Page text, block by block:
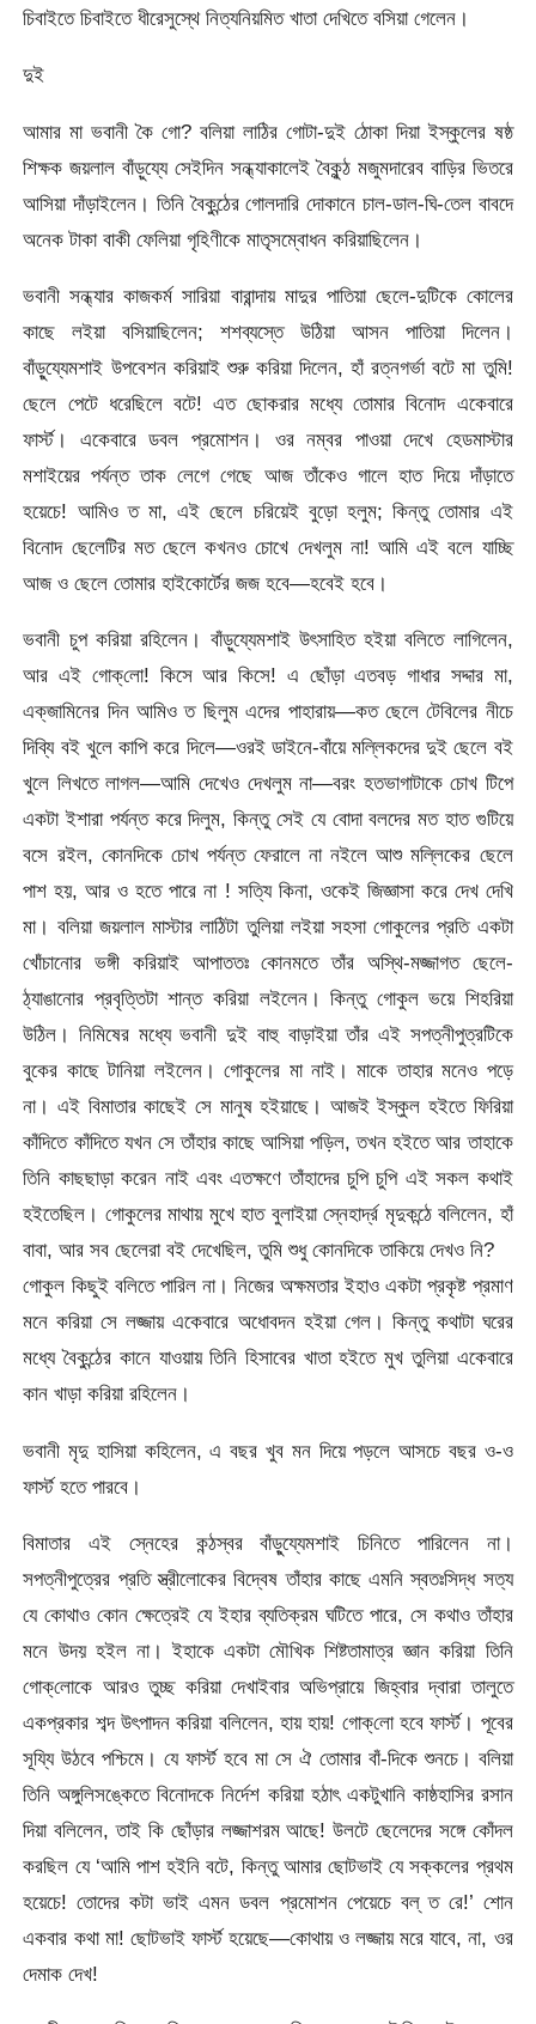
চিবাইতে চিবাইতে ধীরেসুস্থে নিত্যনিয়মিত খাতা দেখিতে বসিয়া গেলেন।
দুই
আমার মা ভবানী কৈ গো? বলিয়া লাঠির গোটা-দুই ঠোকা দিয়া ইস্কুলের ষষ্ঠ
শিক্ষক জয়লাল বাঁড়ুয্যে সেইদিন সন্ধ্যাকালেই বৈকুন্ঠ মজুমদারেব বাড়ির ভিতরে
আসিয়া দাঁড়াইলেন। তিনি বৈকুন্ঠের গোলদারি দোকানে চাল-ডাল-ঘি-তেল বাবদে
অনেক টাকা বাকী ফেলিয়া গৃহিণীকে মাতৃসম্বোধন করিয়াছিলেন।
ভবানী সন্ধ্যার কাজকর্ম সারিয়া বারান্দায় মাদুর পাতিয়া ছেলে-দুটিকে কোলের
কাছে লইয়া বসিয়াছিলেন; শশব্যস্তে উঠিয়া আসন পাতিয়া দিলেন।
বাঁড়ু্য্যেমশাই উপবেশন করিয়াই শুরু করিয়া দিলেন, হাঁ রত্নগর্ভা বটে মা তুমি!
ছেলে পেটে ধরেছিলে বটে! এত ছোকরার মধ্যে তোমার বিনোদ একেবারে
ফার্স্ট। একেবারে ডবল প্রমোশন। ওর নম্বর পাওয়া দেখে হেডমাস্টার
মশাইয়ের পর্যন্ত তাক লেগে গেছে আজ তাঁকেও গালে হাত দিয়ে দাঁড়াতে
হয়েচে! আমিও ত মা, এই ছেলে চরিয়েই বুড়ো হলুম; কিন্তু তোমার এই
বিনোদ ছেলেটির মত ছেলে কখনও চোখে দেখলুম না! আমি এই বলে যাচ্ছি
আজ ও ছেলে তোমার হাইকোর্টের জজ হবে—হবেই হবে।
ভবানী চুপ করিয়া রহিলেন। বাঁড়ুয্যেমশাই উৎসাহিত হইয়া বলিতে লাগিলেন,
আর এই গোক্‌লো! কিসে আর কিসে! এ ছোঁড়া এতবড় গাধার সদ্দার মা,
এক্‌জামিনের দিন আমিও ত ছিলুম এদের পাহারায়—কত ছেলে টেবিলের নীচে
দিব্যি বই খুলে কাপি করে দিলে—ওরই ডাইনে-বাঁয়ে মল্লিকদের দুই ছেলে বই
খুলে লিখতে লাগল—আমি দেখেও দেখলুম না—বরং হতভাগাটাকে চোখ টিপে
একটা ইশারা পর্যন্ত করে দিলুম, কিন্তু সেই যে বোদা বলদের মত হাত গুটিয়ে
বসে রইল, কোনদিকে চোখ পর্যন্ত ফেরালে না নইলে আশু মল্লিকের ছেলে
পাশ হয়, আর ও হতে পারে না ! সত্যি কিনা, ওকেই জিজ্ঞাসা করে দেখ দেখি
মা। বলিয়া জয়লাল মাস্টার লাঠিটা তুলিয়া লইয়া সহসা গোকুলের প্রতি একটা
খোঁচানোর ভঙ্গী করিয়াই আপাততঃ কোনমতে তাঁর অস্থি-মজ্জাগত ছেলে-
ঠ্যাঙানোর প্রবৃত্তিটা শান্ত করিয়া লইলেন। কিন্তু গোকুল ভয়ে শিহরিয়া
উঠিল। নিমিষের মধ্যে ভবানী দুই বাহু বাড়াইয়া তাঁর এই সপত্নীপুত্রটিকে
বুকের কাছে টানিয়া লইলেন। গোকুলের মা নাই। মাকে তাহার মনেও পড়ে
না। এই বিমাতার কাছেই সে মানুষ হইয়াছে। আজই ইস্কুল হইতে ফিরিয়া
কাঁদিতে কাঁদিতে যখন সে তাঁহার কাছে আসিয়া পড়িল, তখন হইতে আর তাহাকে
তিনি কাছছাড়া করেন নাই এবং এতক্ষণে তাঁহাদের চুপি চুপি এই সকল কথাই
হইতেছিল। গোকুলের মাথায় মুখে হাত বুলাইয়া স্নেহার্দ্র মৃদুকন্ঠে বলিলেন, হাঁ
বাবা, আর সব ছেলেরা বই দেখেছিল, তুমি শুধু কোনদিকে তাকিয়ে দেখও নি?
গোকুল কিছুই বলিতে পারিল না। নিজের অক্ষমতার ইহাও একটা প্রকৃষ্ট প্রমাণ
মনে করিয়া সে লজ্জায় একেবারে অধোবদন হইয়া গেল। কিন্তু কথাটা ঘরের
মধ্যে বৈকুন্ঠের কানে যাওয়ায় তিনি হিসাবের খাতা হইতে মুখ তুলিয়া একেবারে
কান খাড়া করিয়া রহিলেন।
ভবানী মৃদু হাসিয়া কহিলেন, এ বছর খুব মন দিয়ে পড়লে আসচে বছর ও-ও
ফার্স্ট হতে পারবে।
বিমাতার এই স্নেহের কন্ঠস্বর বাঁড়ু্য্যেমশাই চিনিতে পারিলেন না।
সপত্নীপুত্রের প্রতি স্ত্রীলোকের বিদ্বেষ তাঁহার কাছে এমনি স্বতঃসিদ্ধ সত্য
যে কোথাও কোন ক্ষেত্রেই যে ইহার ব্যতিক্রম ঘটিতে পারে, সে কথাও তাঁহার
মনে উদয় হইল না। ইহাকে একটা মৌখিক শিষ্টতামাত্র জ্ঞান করিয়া তিনি
গোক্‌লোকে আরও তুচ্ছ করিয়া দেখাইবার অভিপ্রায়ে জিহ্বার দ্বারা তালুতে
একপ্রকার শব্দ উৎপাদন করিয়া বলিলেন, হায় হায়! গোক্‌লো হবে ফার্স্ট। পূবের
সূয্যি উঠবে পশ্চিমে। যে ফার্স্ট হবে মা সে ঐ তোমার বাঁ-দিকে শুনচে। বলিয়া
তিনি অঙ্গুলিসঙ্কেতে বিনোদকে নির্দেশ করিয়া হঠাৎ একটুখানি কাষ্ঠহাসির রসান
দিয়া বলিলেন, তাই কি ছোঁড়ার লজ্জাশরম আছে! উলটে ছেলেদের সঙ্গে কোঁদল
করছিল যে ‘আমি পাশ হইনি বটে, কিন্তু আমার ছোটভাই যে সক্কলের প্রথম
হয়েচে! তোদের কটা ভাই এমন ডবল প্রমোশন পেয়েচে বল্‌ ত রে!’ শোন
একবার কথা মা! ছোটভাই ফার্স্ট হয়েছে—কোথায় ও লজ্জায় মরে যাবে, না, ওর
দেমাক দেখ!